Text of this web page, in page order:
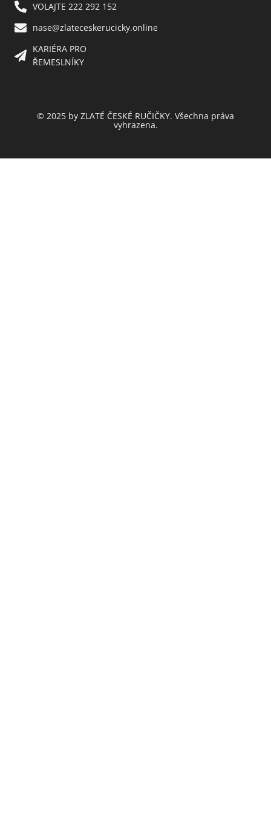
VOLAJTE 222 292 152
nase@zlateceskerucicky.online
KARIÉRA PRO
ŘEMESLNÍKY
© 2025 by ZLATÉ ČESKÉ RUČIČKY. Všechna práva
vyhrazena.